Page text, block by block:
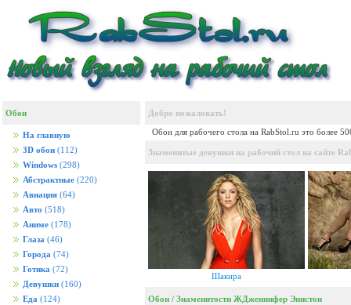
Обои
На главную
3D обои (112)
Windows (298)
Абстрактные (220)
Авиация (64)
Авто (518)
Аниме (178)
Глаза (46)
Города (74)
Готика (72)
Девушки (160)
Еда (124)
Добро пожаловать!
Обои для рабочего стола на RabStol.ru это более
Знаменитые девушки на рабочий стол на сайте
Шакира
Обои / Знаменитости ЖДженнифер Энистон